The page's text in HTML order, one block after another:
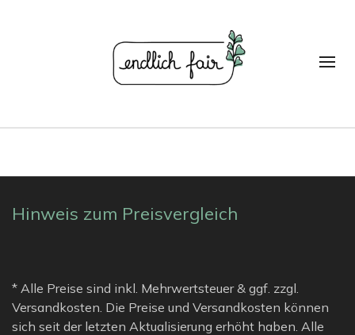
Hinweis zum Preisvergleich
* Alle Preise sind inkl. Mehrwertsteuer & ggf. zzgl.
Versandkosten. Die Preise und Versandkosten können
sich seit der letzten Aktualisierung erhöht haben. Alle